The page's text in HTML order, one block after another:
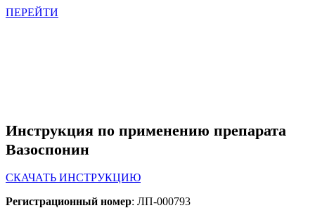
ПЕРЕЙТИ
Инструкция по применению препарата
Вазоспонин
СКАЧАТЬ ИНСТРУКЦИЮ
Регистрационный номер: ЛП-000793